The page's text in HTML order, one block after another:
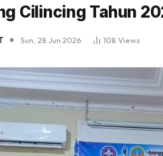
Cilincing Tahun
Sun, 28 Jun 2026 108 Views